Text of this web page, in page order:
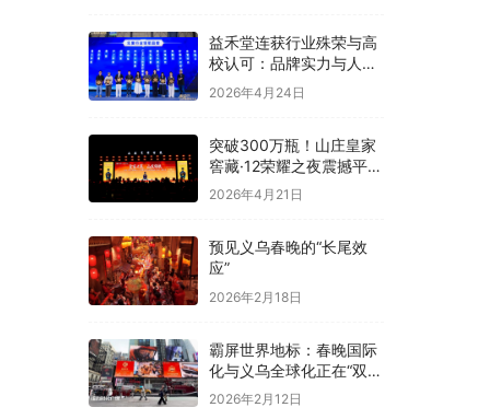
益禾堂连获行业殊荣与高
校认可：品牌实力与人才
战略双线并进
2026年4月24日
突破300万瓶！山庄皇家
窖藏·12荣耀之夜震撼平
泉，冀酒超级大单品强势
2026年4月21日
预见义乌春晚的“长尾效
应”
2026年2月18日
霸屏世界地标：春晚国际
化与义乌全球化正在“双向
奔赴”！
2026年2月12日